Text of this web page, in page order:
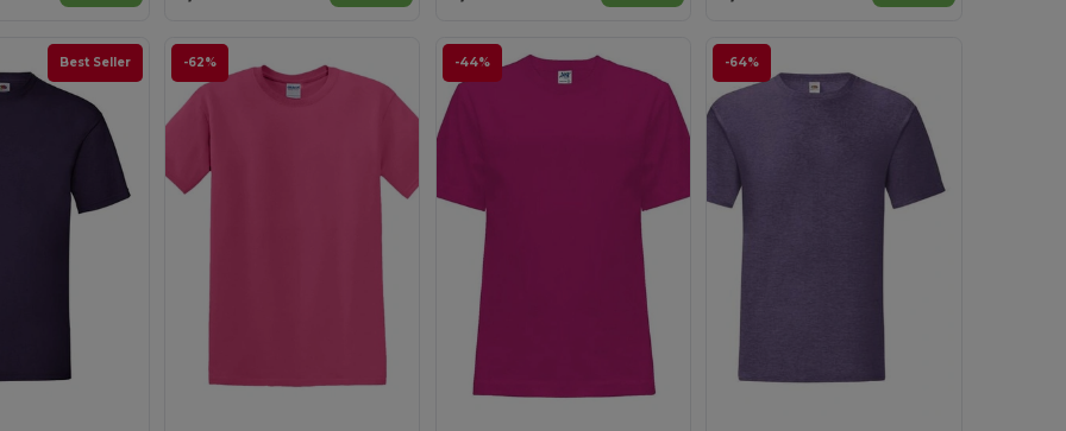
Best Seller -62%
Jetzt konfigurieren!
-44% -64%